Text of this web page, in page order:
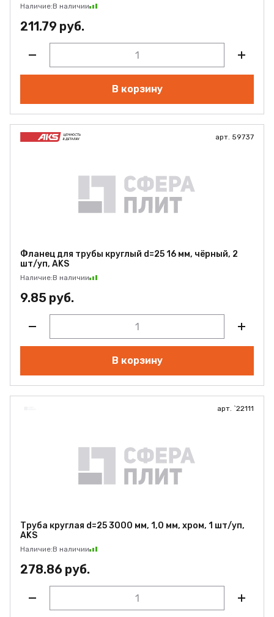
Наличие:В наличии
211.79 руб.
В корзину
арт. 59737
Фланец для трубы круглый d=25 16 мм, чёрный, 2
шт/уп, AKS
Наличие:В наличии
9.85 руб.
В корзину
арт. `22111
Труба круглая d=25 3000 мм, 1,0 мм, хром, 1 шт/уп,
AKS
Наличие:В наличии
278.86 руб.